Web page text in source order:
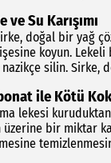
ve Su Karışımı
doğal bir yağ
koyun.
silin. Sirke,
ile Kötü
lekesi
üzerine bir miktar